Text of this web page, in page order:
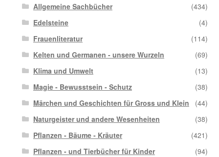
Allgemeine Sachbücher
(434)
Edelsteine
(4)
Frauenliteratur
(114)
Kelten und Germanen - unsere Wurzeln
(69)
Klima und Umwelt
(13)
Magie - Bewusstsein - Schutz
(38)
Märchen und Geschichten für Gross und Klein
(44)
Naturgeister und andere Wesenheiten
(38)
Pflanzen - Bäume - Kräuter
(421)
Pflanzen - und Tierbücher für Kinder
(94)